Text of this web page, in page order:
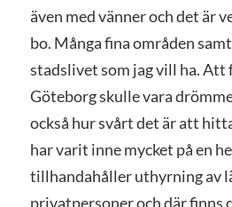
även med vänner och det är
bo. Många fina områden
stadslivet som jag vill ha. Att
Göteborg skulle vara
också hur svårt det är att
har varit inne mycket på en
tillhandahåller uthyrning av
privatpersoner och där finns